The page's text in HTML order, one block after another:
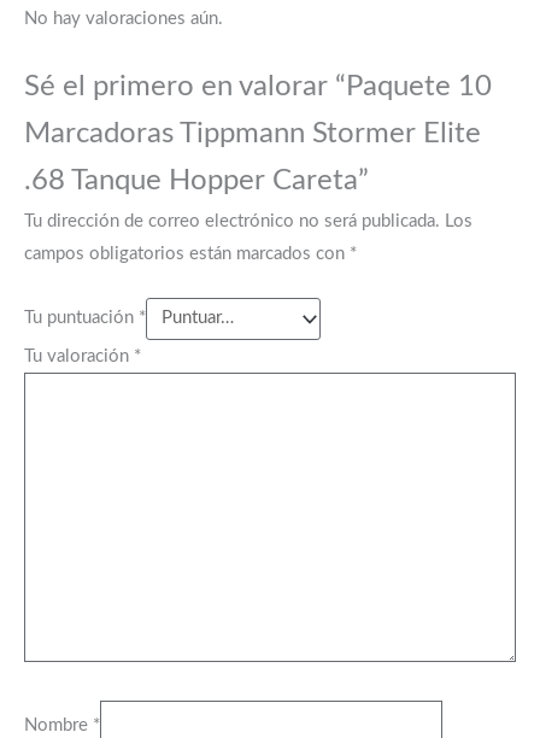
No hay valoraciones aún.
Sé el primero en valorar “Paquete 10
Marcadoras Tippmann Stormer Elite
.68 Tanque Hopper Careta”
Tu dirección de correo electrónico no será publicada. Los
campos obligatorios están marcados con *
Tu puntuación *
Tu valoración *
Nombre *